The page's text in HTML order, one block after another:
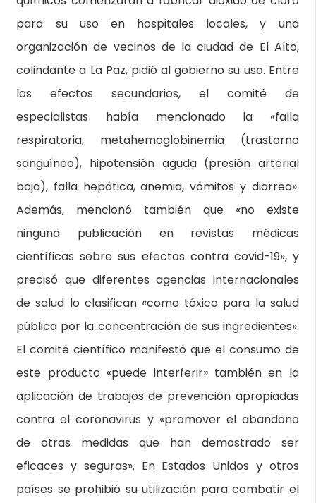
para su uso en hospitales locales, y una
organización de vecinos de la ciudad de El Alto,
colindante a La Paz, pidió al gobierno su uso. Entre
los efectos secundarios, el comité de
especialistas había mencionado la «falla
respiratoria, metahemoglobinemia (trastorno
sanguíneo), hipotensión aguda (presión arterial
baja), falla hepática, anemia, vómitos y diarrea».
Además, mencionó también que «no existe
ninguna publicación en revistas médicas
científicas sobre sus efectos contra covid-19», y
precisó que diferentes agencias internacionales
de salud lo clasifican «como tóxico para la salud
pública por la concentración de sus ingredientes».
El comité científico manifestó que el consumo de
este producto «puede interferir» también en la
aplicación de trabajos de prevención apropiadas
contra el coronavirus y «promover el abandono
de otras medidas que han demostrado ser
eficaces y seguras». En Estados Unidos y otros
países se prohibió su utilización para combatir el